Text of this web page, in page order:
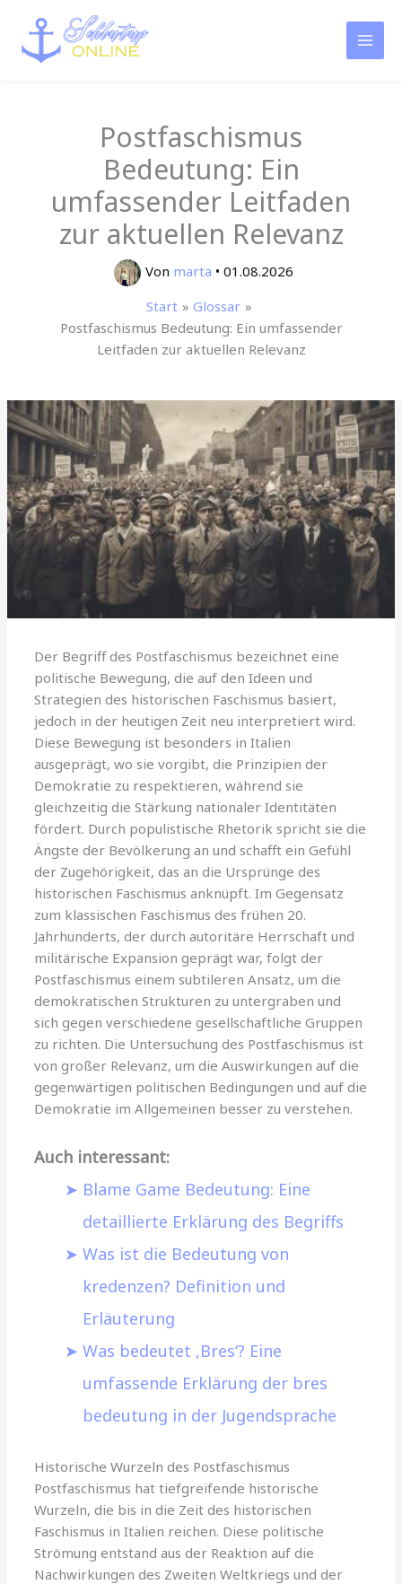
Inhalt
springen
Postfaschismus
Bedeutung: Ein
umfassender Leitfaden
zur aktuellen Relevanz
Von marta • 01.08.2026
Start
Glossar
Postfaschismus Bedeutung: Ein umfassender
Leitfaden zur aktuellen Relevanz
Der Begriff des Postfaschismus bezeichnet eine
politische Bewegung, die auf den Ideen und
Strategien des historischen Faschismus basiert,
jedoch in der heutigen Zeit neu interpretiert wird.
Diese Bewegung ist besonders in Italien
ausgeprägt, wo sie vorgibt, die Prinzipien der
Demokratie zu respektieren, während sie
gleichzeitig die Stärkung nationaler Identitäten
fördert. Durch populistische Rhetorik spricht sie die
Ängste der Bevölkerung an und schafft ein Gefühl
der Zugehörigkeit, das an die Ursprünge des
historischen Faschismus anknüpft. Im Gegensatz
zum klassischen Faschismus des frühen 20.
Jahrhunderts, der durch autoritäre Herrschaft und
militärische Expansion geprägt war, folgt der
Postfaschismus einem subtileren Ansatz, um die
demokratischen Strukturen zu untergraben und
sich gegen verschiedene gesellschaftliche Gruppen
zu richten. Die Untersuchung des Postfaschismus ist
von großer Relevanz, um die Auswirkungen auf die
gegenwärtigen politischen Bedingungen und auf die
Demokratie im Allgemeinen besser zu verstehen.
Auch interessant:
Blame Game Bedeutung: Eine
detaillierte Erklärung des Begriffs
Was ist die Bedeutung von
kredenzen? Definition und
Erläuterung
Was bedeutet ‚Bres‘? Eine
umfassende Erklärung der bres
bedeutung in der Jugendsprache
Historische Wurzeln des Postfaschismus
Postfaschismus hat tiefgreifende historische
Wurzeln, die bis in die Zeit des historischen
Faschismus in Italien reichen. Diese politische
Strömung entstand aus der Reaktion auf die
Nachwirkungen des Zweiten Weltkriegs und der